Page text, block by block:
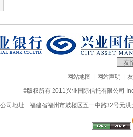
网站地图 | 网站声明 |
©版权所有 2011兴业国际信托有限公司
公司地址：福建省福州市鼓楼区五一中路32号元